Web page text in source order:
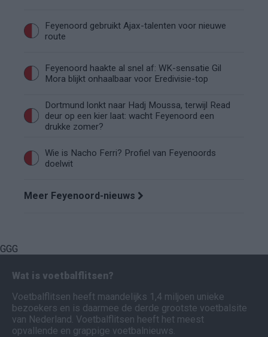
Feyenoord gebruikt Ajax-talenten voor nieuwe
route
Feyenoord haakte al snel af: WK-sensatie Gil
Mora blijkt onhaalbaar voor Eredivisie-top
Dortmund lonkt naar Hadj Moussa, terwijl Read
deur op een kier laat: wacht Feyenoord een
drukke zomer?
Wie is Nacho Ferri? Profiel van Feyenoords
doelwit
Meer Feyenoord-nieuws
GGG
Wat is voetbalflitsen?
Voetbalflitsen heeft maandelijks 1,4 miljoen unieke
bezoekers en is daarmee de derde grootste voetbalsite
van Nederland. Voetbalflitsen heeft het meest
opvallende en grappige voetbalnieuws.